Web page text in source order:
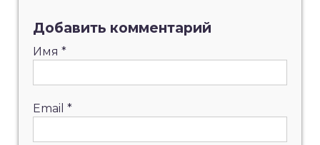
Добавить комментарий
Имя *
Email *